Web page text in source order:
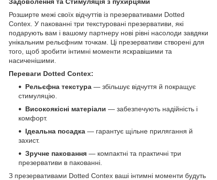
Розширте межі своїх відчуттів із презервативами Dotted
Contex. У пакованні три текстуровані презервативи, які
подарують вам і вашому партнеру нові рівні насолоди завдяки
унікальним рельєфним точкам. Ці презервативи створені для
того, щоб зробити інтимні моменти яскравішими та
насиченішими.
Переваги Dotted Contex:
Рельєфна текстура — збільшує відчуття й покращує
стимуляцію.
Високоякісні матеріали — забезпечують надійність і
комфорт.
Ідеальна посадка — гарантує щільне прилягання й
захист.
Зручне паковання — компактні та практичні три
презервативи в пакованні.
З презервативами Dotted Contex ваші інтимні моменти будуть